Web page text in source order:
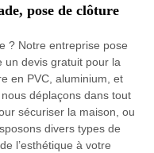
pose de clôture
? Notre entreprise pose
un devis gratuit pour la
en PVC, aluminium, et
déplaçons dans tout
sécuriser la maison, ou
divers types de
l’esthétique à votre